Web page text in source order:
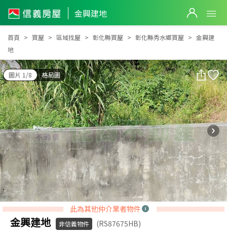
金興建地
首頁 買屋 區域找屋 彰化縣買屋 彰化縣秀水鄉買屋
金興建
地
圖片 1/8 格局圖
此為其他仲介業者物件
金興建地 非信義物件
(RS87675HB)